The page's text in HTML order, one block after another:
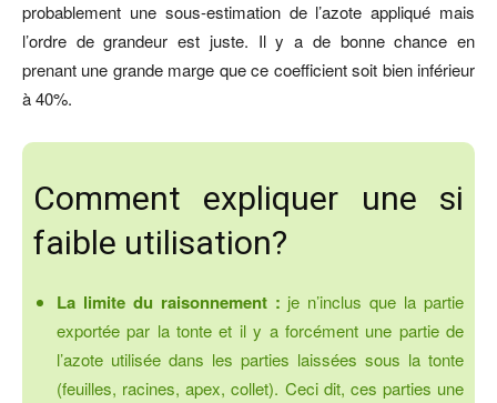
probablement une sous-estimation de l’azote appliqué mais
l’ordre de grandeur est juste. Il y a de bonne chance en
prenant une grande marge que ce coefficient soit bien inférieur
à 40%.
Comment expliquer une si
faible utilisation?
La limite du raisonnement : je n’inclus que la partie
exportée par la tonte et il y a forcément une partie de
l’azote utilisée dans les parties laissées sous la tonte
(feuilles, racines, apex, collet). Ceci dit, ces parties une